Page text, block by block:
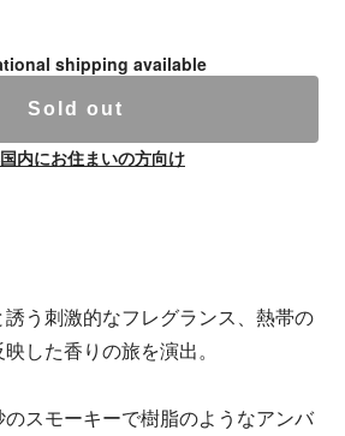
shipping available
Sold out
内にお住まいの方向け
う刺激的なフレグランス、熱帯の
した香りの旅を演出。
スモーキーで樹脂のようなアンバ